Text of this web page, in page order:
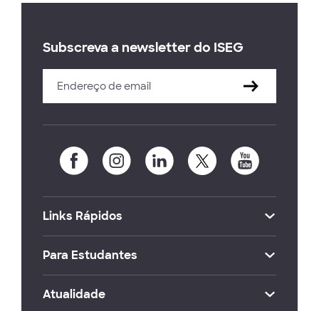
Subscreva a newsletter do ISEG
Links Rápidos
Para Estudantes
Atualidade